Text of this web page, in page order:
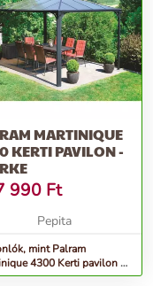
MARTINIQUE
KERTI PAVILON -
990 Ft
Pepita
mint Palram
4300 Kerti pavilon -